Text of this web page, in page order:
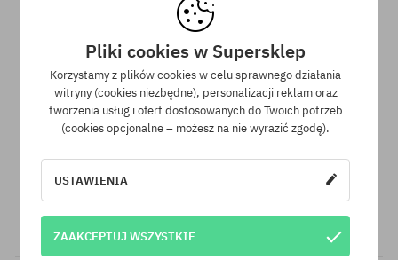
Dostępne rozmiary:
Dostępne rozmiary:
8.75
SuperClub to nasz program lojalnościowy, dzięki któremu za
zakupy produktów nieprzecenionych otrzymujesz na swoje
Pliki cookies w Supersklep
Korzystamy z plików cookies w celu sprawnego działania
witryny (cookies niezbędne), personalizacji reklam oraz
tworzenia usług i ofert dostosowanych do Twoich potrzeb
(cookies opcjonalne – możesz na nie wyrazić zgodę).
USTAWIENIA
ZAAKCEPTUJ WSZYSTKIE